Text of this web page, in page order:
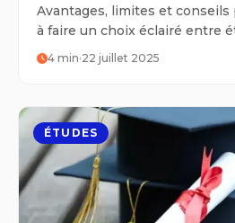
Avantages, limites et conseils
à faire un choix éclairé entre
formation en entreprise.
4 min·22 juillet 2025
ÉTUDES